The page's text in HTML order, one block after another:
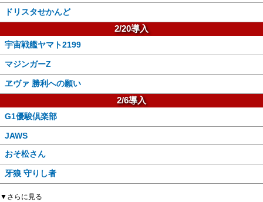
ドリスタせかんど
2/20導入
宇宙戦艦ヤマト2199
マジンガーZ
ヱヴァ 勝利への願い
2/6導入
G1優駿倶楽部
JAWS
おそ松さん
牙狼 守りし者
▼さらに見る